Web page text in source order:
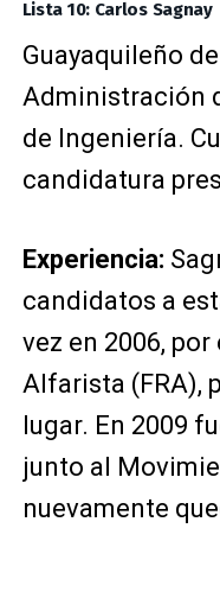
Lista 10: Carlos Sagnay
Guayaquileño
Administración
de Ingeniería.
candidatura
Experiencia:
candidatos a
vez en 2006,
Alfarista (FRA),
lugar. En 2009
junto al
nuevamente